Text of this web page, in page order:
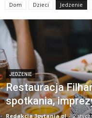
Dom Dzieci Jedzenie
JEDZENIE
Restauracja
spotkania,
Redakcja 3pytania.pl - 2